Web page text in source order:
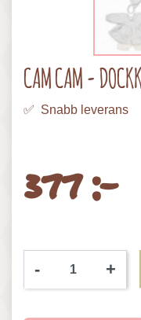
CAM CAM -
✅ Snabb leverans
377 :-
- +